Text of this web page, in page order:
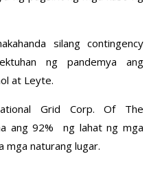
silang contingency
ng pandemya ang
at Leyte.
Grid Corp. Of The
ang 92% ng lahat ng mga
mga naturang lugar.